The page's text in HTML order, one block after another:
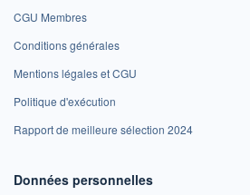
CGU Membres
Conditions générales
Mentions légales et CGU
Politique d'exécution
Rapport de meilleure sélection 2024
Données personnelles